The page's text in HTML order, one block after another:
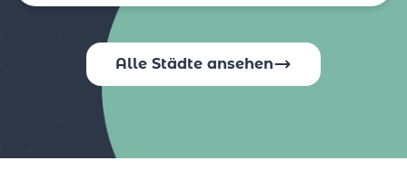
Alle Städte ansehen